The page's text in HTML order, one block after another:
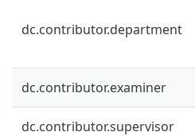
dc.contributor.department
dc.contributor.examiner
dc.contributor.supervisor